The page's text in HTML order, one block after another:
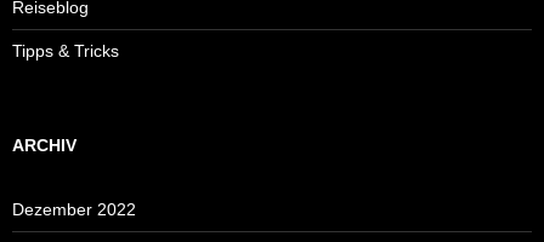
Reiseblog
Tipps & Tricks
ARCHIV
Dezember 2022